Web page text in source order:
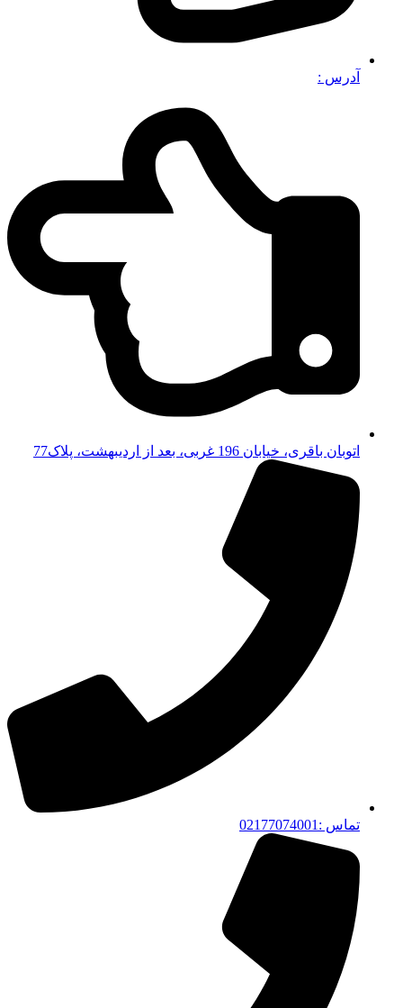
آدرس :
اتوبان باقری، خیابان 196 غربی، بعد از اردیبهشت، پلاک77
تماس :02177074001